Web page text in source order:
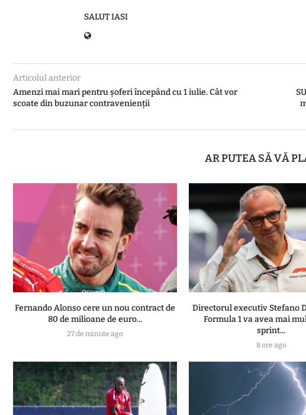
SALUT IASI
Articolul anterior
Amenzi mai mari pentru șoferi începând cu 1 iulie. Cât vor
scoate din buzunar contravenienții
AR PUTEA SĂ VĂ
Fernando Alonso cere un nou contract de
80 de milioane de euro...
27 de minute ago
Directorul executiv Stefano
Formula 1 va avea mai
sprint...
8 ore ago